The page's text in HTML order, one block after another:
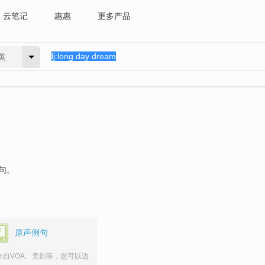
云笔记 惠惠 更多产品
。
原声例句
自VOA、美剧等，您可以边